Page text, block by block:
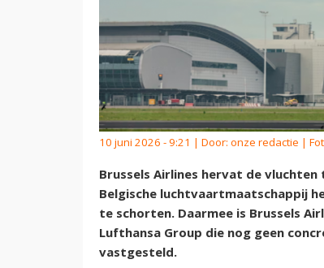
10 juni 2026 - 9:21 | Door: onze redactie |
Brussels Airlines hervat de
Belgische luchtvaartmaatschappij
te schorten. Daarmee is Brussels
Lufthansa Group die nog geen
vastgesteld.